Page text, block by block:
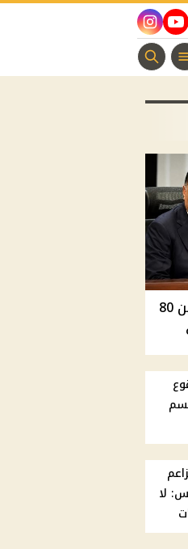
youtube
instagram
منوعات مسيحية
أسعار الوقود في مصر اليوم .. بنزين 80
أغسطس: لا